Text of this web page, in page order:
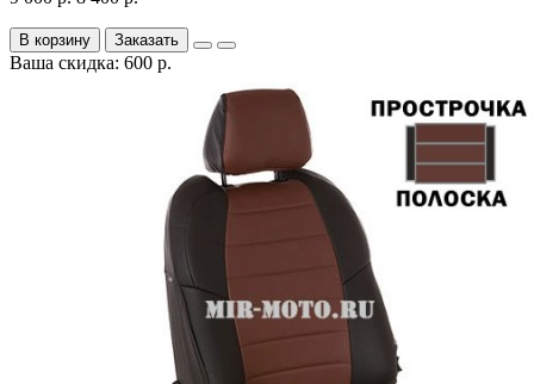
В корзину Заказать
Ваша скидка: 600 р.